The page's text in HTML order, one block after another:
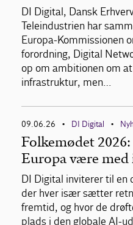
DI Digital, Dansk
Teleindustrien har
Europa-Kommissionen
forordning, Digital
op om ambitionen om
infrastruktur, men…
09.06.26 • DI Digital •
Folkemødet
Europa være
DI Digital inviterer til
der hver især sætter
fremtid, og hvor de
plads i den globale AI-